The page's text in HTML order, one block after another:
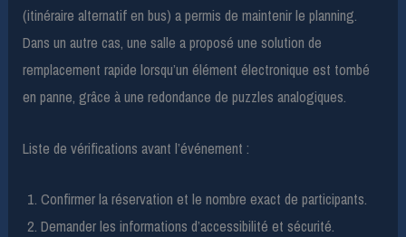
(itinéraire alternatif en bus) a permis de maintenir le planning.
Dans un autre cas, une salle a proposé une solution de
remplacement rapide lorsqu’un élément électronique est tombé
en panne, grâce à une redondance de puzzles analogiques.
Liste de vérifications avant l’événement :
Confirmer la réservation et le nombre exact de participants.
Demander les informations d’accessibilité et sécurité.